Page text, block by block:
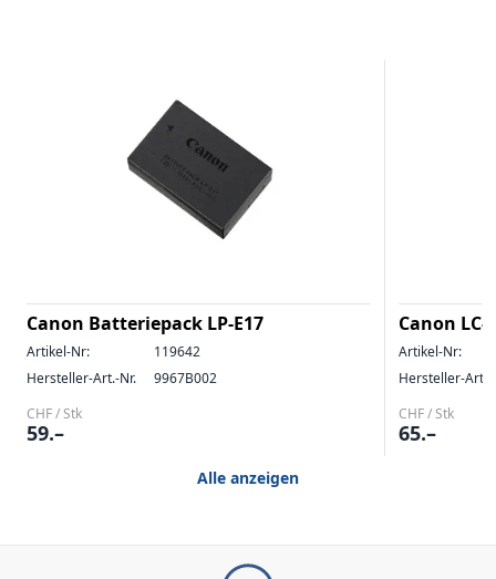
Canon Batteriepack LP-E17
Artikel-Nr:
119642
Hersteller-Art.-Nr.
9967B002
CHF / Stk
59.–
Canon
Artikel-Nr:
Hersteller-Art.-
CHF / Stk
65.–
Alle anzeigen